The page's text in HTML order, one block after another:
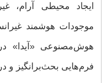
ایجاد محیطی آرام،
موجودات هوشمند
هوش‌مصنوعی «آیدا»
فرم‌هایی بحث‌برانگیز و